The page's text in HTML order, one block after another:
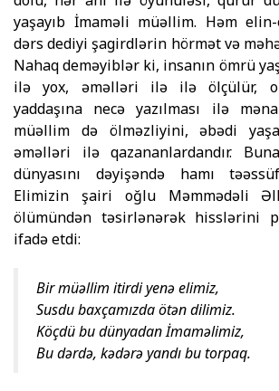
yaşayıb İmaməli müəllim. Həm
dərs dediyi şagirdlərin hörmət və
Nahaq deməyiblər ki, insanın ömrü
ilə yox, əməlləri ilə ilə ölçülür,
yaddaşına necə yazılması ilə
müəllim də ölməzliyini, əbədi
əməlləri ilə qazananlardandır.
dünyasını dəyişəndə hamı
Elimizin şairi oğlu Məmmədəli
ölümündən təsirlənərək hisslərini
ifadə etdi:
Bir müəllim itirdi yenə elimiz,
Susdu baxçamızda ötən dilimiz.
Köçdü bu dünyadan İmaməlimiz,
Bu dərdə, kədərə yandı bu torpaq.